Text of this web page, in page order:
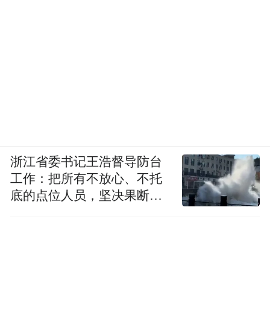
浙江省委书记王浩督导防台
工作：把所有不放心、不托
底的点位人员，坚决果断转